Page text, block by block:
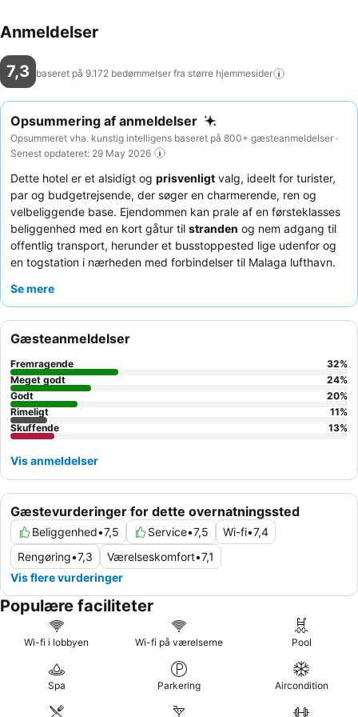
Anmeldelser
7,3 baseret på 9.172 bedømmelser fra større hjemmesider
Opsummering af anmeldelser
Opsummeret vha. kunstig intelligens baseret på 800+ gæsteanmeldelser ·
Senest opdateret: 29 May 2026
Dette hotel er et alsidigt og prisvenligt valg, ideelt for turister,
par og budgetrejsende, der søger en charmerende, ren og
velbeliggende base. Ejendommen kan prale af en førsteklasses
beliggenhed med en kort gåtur til stranden og nem adgang til
offentlig transport, herunder et busstoppested lige udenfor og
en togstation i nærheden med forbindelser til Malaga lufthavn.
med et haveområde og en udendørs bar. Personalet får
retter. For den bedste oplevelse kan du overveje at anmode om
et nyrenoveret værelse for øget komfort.
Se mere
Gæstevurderinger for dette overnatningssted
Beliggenhed•7,5 Service•7,5 Wi-fi•7,4
Rengøring•7,3 Værelseskomfort•7,1
Vis flere vurderinger
Gæsteanmeldelser
Fremragende 32%
Meget godt
24%
Godt
20%
Rimeligt
11%
Skuffende
13%
Vis anmeldelser
Populære faciliteter
Wi-fi i lobbyen Wi-fi på værelserne Pool
Spa Parkering Aircondition